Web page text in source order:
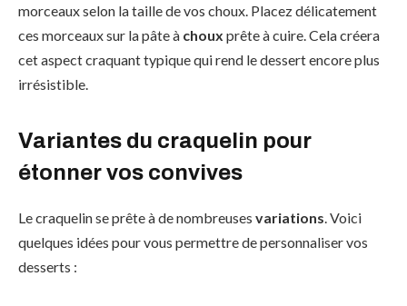
morceaux selon la taille de vos choux. Placez délicatement
ces morceaux sur la pâte à choux prête à cuire. Cela créera
cet aspect craquant typique qui rend le dessert encore plus
irrésistible.
Variantes du craquelin pour
étonner vos convives
Le craquelin se prête à de nombreuses variations . Voici
quelques idées pour vous permettre de personnaliser vos
desserts :